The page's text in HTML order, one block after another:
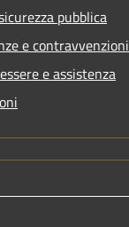
pubblica
e contravvenzioni
e assistenza